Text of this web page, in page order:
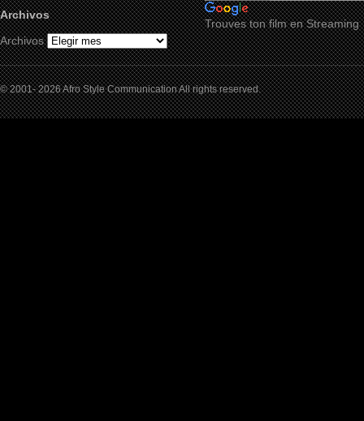
Archivos
Archivos
Trouves ton film en Streaming
© 2001- 2026 Afro Style Communication All rights reserved.